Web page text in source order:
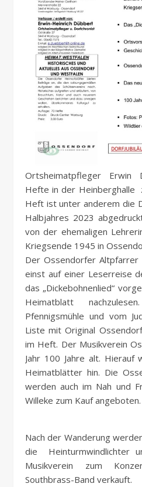
Ortsheimatpfleger
Hefte in der Heinberghalle
Heft ist unter anderem die
Halbjahres 2023
von der ehemaligen
Kriegsende 1945 in
Der Ossendorfer Altpfarrer
einst auf einer Leserreise
das „Dickebohnenlied“
Heimatblatt
Pfennigsmühle und vom
Liste mit Original
im Heft. Der Musikverein
Jahr 100 Jahre alt. Hierauf
Heimatblätter hin. Die
werden auch im Nah und
Willeke zum Kauf angeboten.
Nach der Wanderung
die Heinturmwindlichter
Musikverein zum
Southbrass-Band verkauft.